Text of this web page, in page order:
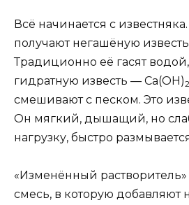
Всё начинается с
получают негашёную
Традиционно её гасят
гидратную известь — Ca(OH)2
смешивают с песком. Это
Он мягкий, дышащий, но
нагрузку, быстро
«Изменённый растворитель»
смесь, в которую добавляют